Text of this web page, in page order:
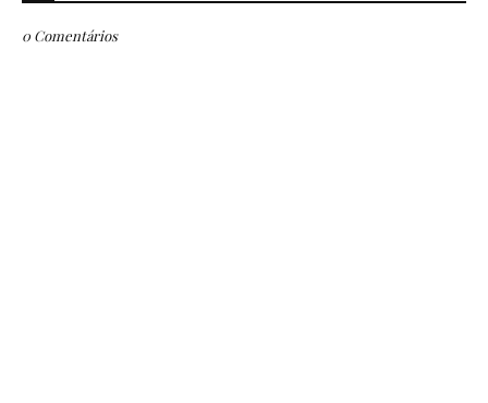
0 Comentários